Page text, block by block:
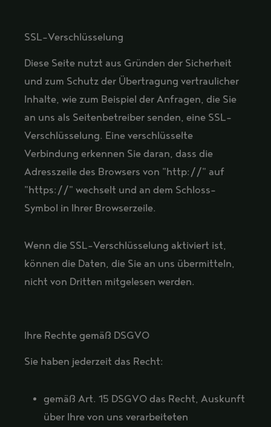
SSL-Verschlüsselung
Diese Seite nutzt aus Gründen der Sicherheit
und zum Schutz der Übertragung vertraulicher
Inhalte, wie zum Beispiel der Anfragen, die Sie
an uns als Seitenbetreiber senden, eine SSL-
Verschlüsselung. Eine verschlüsselte
Verbindung erkennen Sie daran, dass die
Adresszeile des Browsers von "http://" auf
"https://" wechselt und an dem Schloss-
Symbol in Ihrer Browserzeile.
Wenn die SSL-Verschlüsselung aktiviert ist,
können die Daten, die Sie an uns übermitteln,
nicht von Dritten mitgelesen werden.
Ihre Rechte gemäß DSGVO
Sie haben jederzeit das Recht:
gemäß Art. 15 DSGVO das Recht, Auskunft
über Ihre von uns verarbeiteten